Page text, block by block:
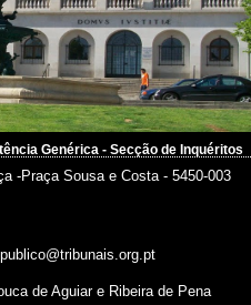
Genérica - Secção de Inquéritos
-Praça Sousa e Costa - 5450-003
de Aguiar e Ribeira de Pena